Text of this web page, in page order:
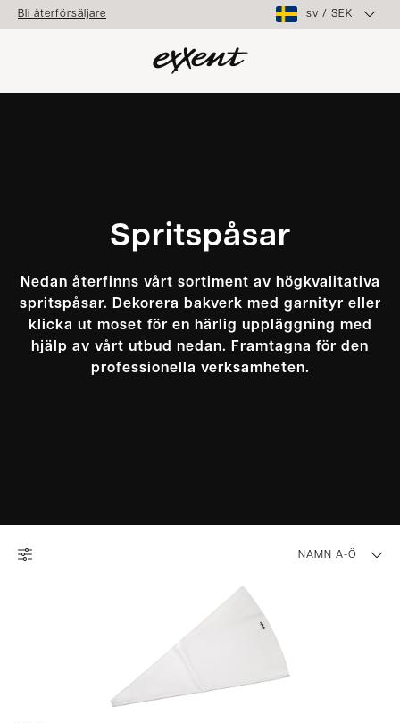
Bli återförsäljare sv / SEK
Spritspåsar
Nedan återfinns vårt sortiment av högkvalitativa
spritspåsar. Dekorera bakverk med garnityr eller
klicka ut moset för en härlig uppläggning med
hjälp av vårt utbud nedan. Framtagna för den
professionella verksamheten.
NAMN A-Ö